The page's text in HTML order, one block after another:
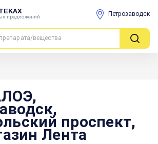
предложений Петрозаводск
проспект,
Лента